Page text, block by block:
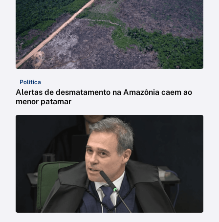
Política
Alertas de desmatamento na Amazônia caem ao
menor patamar